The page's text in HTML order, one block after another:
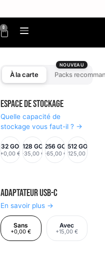
0
À la carte Packs
NOUVEAU
Espace de stockage
Quelle capacité de
stockage vous faut-il ? →
32 GO
+0,00 €
128 GO
+35,00 €
256 GO
+65,00 €
512 GO
+125,00 €
Adaptateur USB-C
En savoir plus →
Sans
+0,00 €
Avec
+15,00 €